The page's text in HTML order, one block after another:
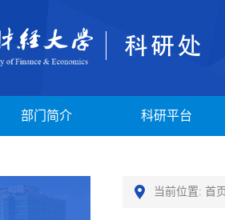
部门简介 科研平台
当前位置: 首